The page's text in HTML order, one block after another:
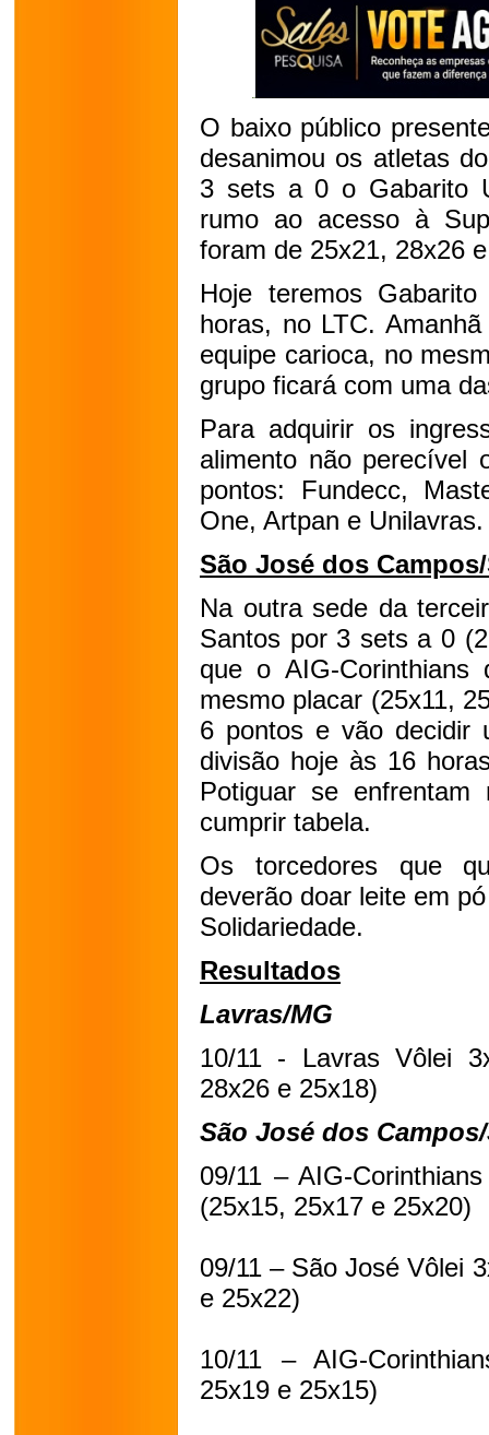
O baixo público
desanimou os atletas
3 sets a 0 o Gabarito
rumo ao acesso à
foram de 25x21, 28x26
Hoje teremos
horas, no LTC.
equipe carioca, no
grupo ficará com uma
Para adquirir os
alimento não perecível
pontos: Fundecc,
One, Artpan e Unilavras.
São José dos
Na outra sede da
Santos por 3 sets a 0
que o AIG-Corinthians
mesmo placar (25x11,
6 pontos e vão decidir
divisão hoje às 16
Potiguar se
cumprir tabela.
Os torcedores que
deverão doar leite em
Solidariedade.
Resultados
Lavras/MG
10/11 - Lavras Vôlei
28x26 e 25x18)
São José dos
09/11 – AIG-
(25x15, 25x17 e 25x20)
09/11 – São José Vôlei
e 25x22)
10/11 – AIG-
25x19 e 25x15)